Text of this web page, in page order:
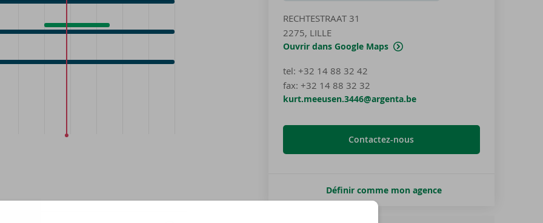
Accueil
16:00
RECHTESTRAAT 31
2275, LILLE
Ouvrir dans Google Maps
tel: +32 14 88 32 42
fax: +32 14 88 32 32
kurt.meeusen.3446@argenta.be
Contactez-nous
Définir comme mon agence